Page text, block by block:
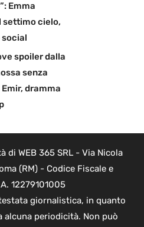
Emma
settimo cielo,
social
spoiler dalla
senza
dramma
di WEB 365 SRL - Via Nicola
(RM) - Codice Fiscale e
12279101005
giornalistica, in quanto
alcuna periodicità. Non può